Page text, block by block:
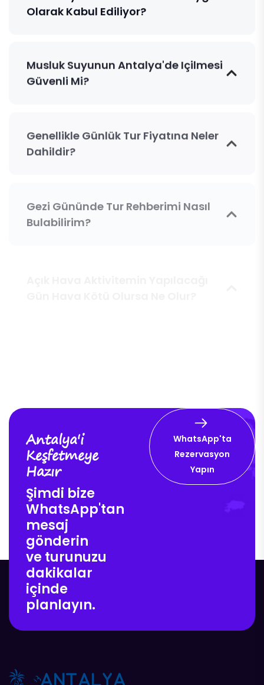
Olarak Kabul Ediliyor?
Musluk Suyunun Antalya'de Içilmesi
Güvenli Mi?
Genellikle Günlük Tur Fiyatına Neler
Dahildir?
Gezi Gününde Tur Rehberimi Nasıl
Bulabilirim?
Antalya'i
Keşfetmeye
Hazır
Şimdi bize
WhatsApp'tan
mesaj
gönderin
ve turunuzu
dakikalar
içinde
planlayın.
WhatsApp'ta
Rezervasyon
Yapın